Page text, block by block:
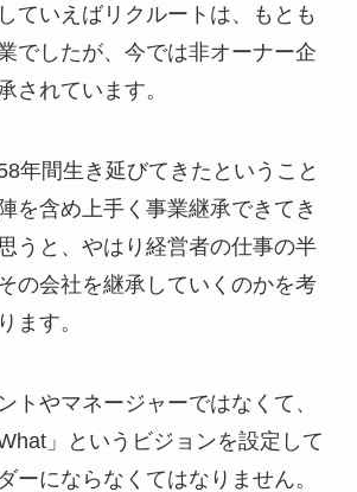
ていえばリクルートは、もとも
でしたが、今では非オーナー企
されています。
年間生き延びてきたということ
を含め上手く事業継承できてき
うと、やはり経営者の仕事の半
の会社を継承していくのかを考
ます。
トやマネージャーではなくて、
」というビジョンを設定して
ーにならなくてはなりません。